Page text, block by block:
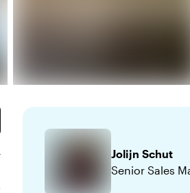
Jolijn Schut
Senior Sales